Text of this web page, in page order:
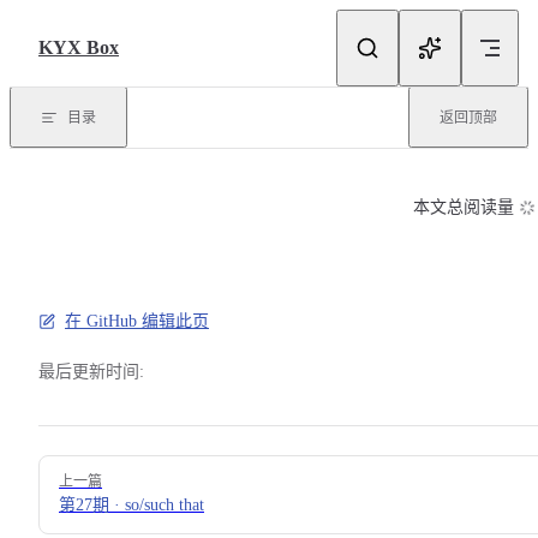
KYX Box
目录 返回顶部
本文总阅读量
在 GitHub 编辑此页
最后更新时间:
Pager
上一篇
第27期 · so/such that